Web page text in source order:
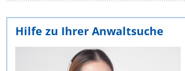
Hilfe zu Ihrer Anwaltsuche